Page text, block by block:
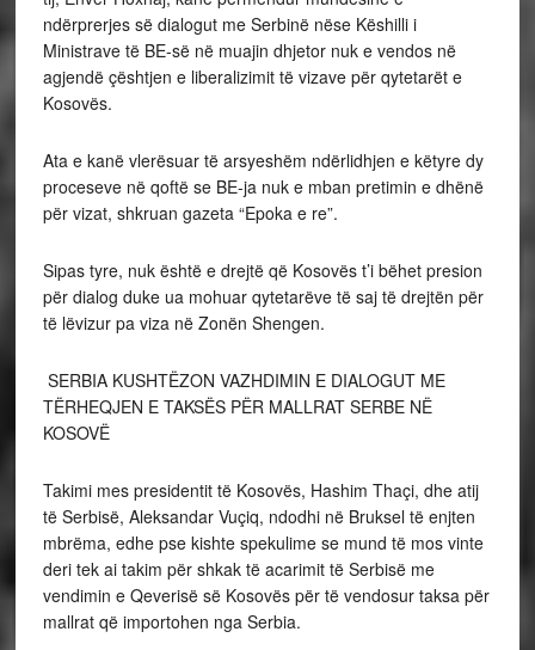
ndërprerjes së dialogut me Serbinë nëse Këshilli i
Ministrave të BE-së në muajin dhjetor nuk e vendos në
agjendë çështjen e liberalizimit të vizave për qytetarët e
Kosovës.
Ata e kanë vlerësuar të arsyeshëm ndërlidhjen e këtyre dy
proceseve në qoftë se BE-ja nuk e mban pretimin e dhënë
për vizat, shkruan gazeta “Epoka e re”.
Sipas tyre, nuk është e drejtë që Kosovës t’i bëhet presion
për dialog duke ua mohuar qytetarëve të saj të drejtën për
të lëvizur pa viza në Zonën Shengen.
SERBIA KUSHTËZON VAZHDIMIN E DIALOGUT ME
TËRHEQJEN E TAKSËS PËR MALLRAT SERBE NË
KOSOVË
Takimi mes presidentit të Kosovës, Hashim Thaçi, dhe atij
të Serbisë, Aleksandar Vuçiq, ndodhi në Bruksel të enjten
mbrëma, edhe pse kishte spekulime se mund të mos vinte
deri tek ai takim për shkak të acarimit të Serbisë me
vendimin e Qeverisë së Kosovës për të vendosur taksa për
mallrat që importohen nga Serbia.